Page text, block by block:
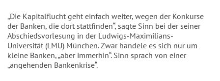
„Die Kapitalflucht geht einfach weiter, wegen der Konkurse
der Banken, die dort stattfinden“, sagte Sinn bei der seiner
Abschiedsvorlesung in der Ludwigs-Maximilians-
Universität (LMU) München. Zwar handele es sich nur um
kleine Banken, „aber immerhin“. Sinn sprach von einer
„angehenden Bankenkrise“.